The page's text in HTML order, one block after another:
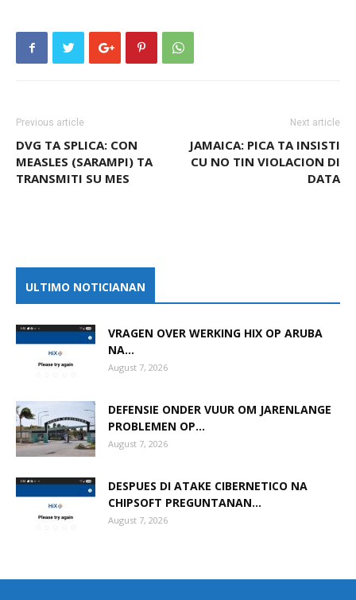
Previous article
DVG TA SPLICA: CON
MEASLES (SARAMPI) TA
TRANSMITI SU MES
Next article
JAMAICA: PICA TA INSISTI
CU NO TIN VIOLACION DI
DATA
ULTIMO NOTICIANAN
VRAGEN OVER WERKING HIX OP ARUBA
NA...
August 7, 2026
DEFENSIE ONDER VUUR OM JARENLANGE
PROBLEMEN OP...
August 7, 2026
DESPUES DI ATAKE CIBERNETICO NA
CHIPSOFT PREGUNTANAN...
August 7, 2026